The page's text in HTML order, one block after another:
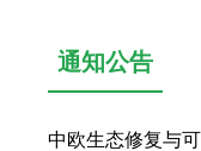
通知公告
中欧生态修复与